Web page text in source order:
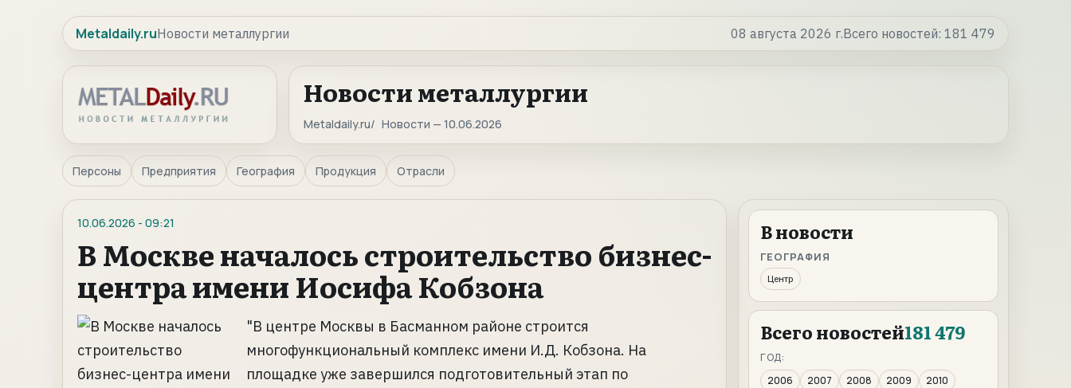
Metaldaily.ruНовости металлургии 08 августа 2026 г.Всего новостей: 181 479
Новости металлургии
Metaldaily.ru Новости — 10.06.2026
Персоны Предприятия География Продукция Отрасли
10.06.2026 - 09:21
В Москве началось строительство бизнес-
центра имени Иосифа Кобзона
"В центре Москвы в Басманном районе строится
многофункциональный комплекс имени И.Д. Кобзона. На
площадке уже завершился подготовительный этап по
В новости
ГЕОГРАФИЯ
Центр
Всего новостей181 479
ГОД:
2006
2007 2008 2009
2010